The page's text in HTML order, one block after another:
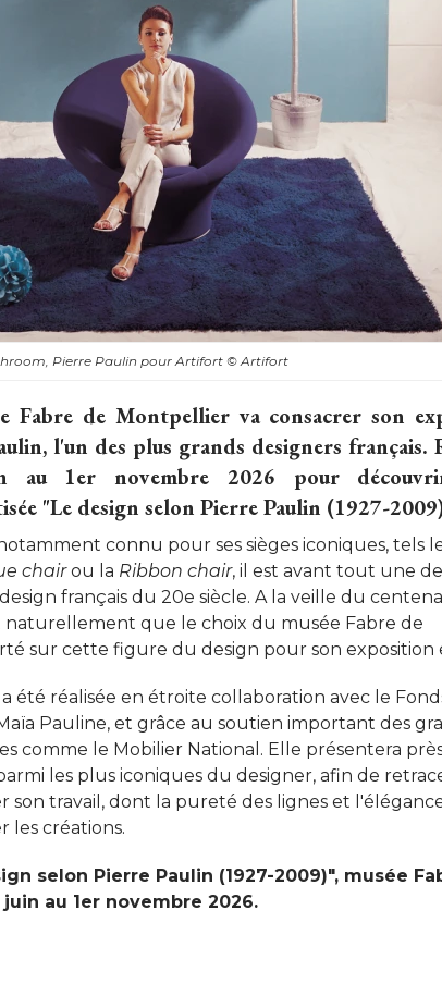
Pierre Paulin pour Artifort© Artifort
Fabre de Montpellier va consacrer son
l'un des plus grands designers français.
au 1er novembre 2026 pour
"Le design selon Pierre Paulin (1927-
connu pour ses sièges iconiques, tels
chairou la Ribbon chair, il est avant tout une
français du 20e siècle. A la veille du
naturellement que le choix du musée Fabre de
sur cette figure du design pour son exposition
été réalisée en étroite collaboration avec le
Pauline, et grâce au soutien important des
comme le Mobilier National. Elle présentera
les plus iconiques du designer, afin de
son travail, dont la pureté des lignes et
les créations.
selon Pierre Paulin (1927-2009)", musée
au 1er novembre 2026.